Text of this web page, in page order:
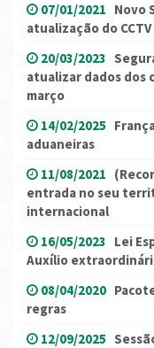
07/01/2021 Novo
atualização do CCTV
20/03/2023
atualizar dados dos
março
14/02/2025
aduaneiras
11/08/2021
entrada no seu
internacional
16/05/2023 Lei
Auxílio
08/04/2020
regras
12/09/2025